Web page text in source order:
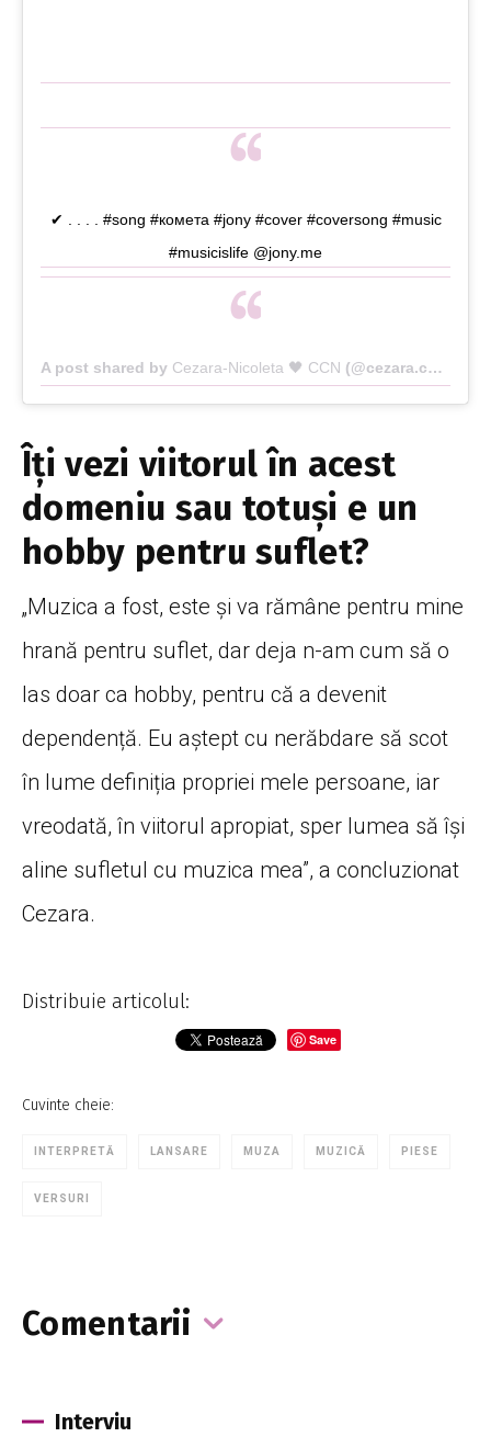
✔ . . . . #song #комета #jony #cover #coversong #music
#musicislife @jony.me
A post shared by Cezara-Nicoleta 🖤 CCN (@cezara.cnn) on
Îți vezi viitorul în acest
domeniu sau totuși e un
hobby pentru suflet?
„Muzica a fost, este și va rămâne pentru mine
hrană pentru suflet, dar deja n-am cum să o
las doar ca hobby, pentru că a devenit
dependență. Eu aștept cu nerăbdare să scot
în lume definiția propriei mele persoane, iar
vreodată, în viitorul apropiat, sper lumea să își
aline sufletul cu muzica mea”, a concluzionat
Cezara.
Distribuie articolul:
Save
Cuvinte cheie:
INTERPRETĂ LANSARE MUZA MUZICĂ PIESE
VERSURI
Comentarii
Interviu